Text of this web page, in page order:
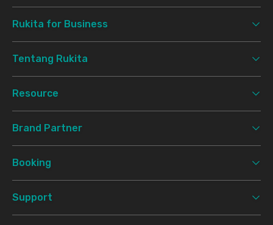
Rukita for Business
Tentang Rukita
Resource
Brand Partner
Booking
Support